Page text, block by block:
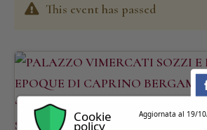
This event has passed
Cookie
policy
Aggiornata al 19/